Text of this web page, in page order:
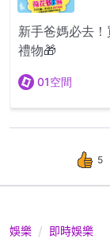
5
娛樂 即時娛樂